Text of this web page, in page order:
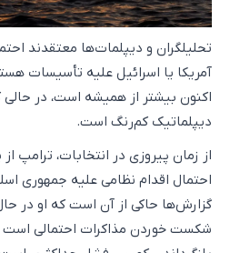
تحلیلگران و دیپلمات‌ها معتقدند
آمریکا یا اسرائیل علیه تأسیسات
اکنون بیشتر از همیشه است، در
دیپلماتیک کم‌رنگ است.
از زمان پیروزی در انتخابات، ترامپ
احتمال اقدام نظامی علیه جمهوری
گزارش‌ها حاکی از آن است که او در
شکست خوردن مذاکرات احتمالی است